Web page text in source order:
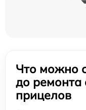
Что можно
до ремонта
прицелов